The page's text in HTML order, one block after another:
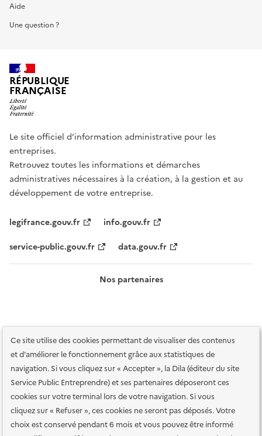
Ce site utilise des cookies permettant de visualiser des contenus
et d'améliorer le fonctionnement grâce aux statistiques de
navigation. Si vous cliquez sur « Accepter », la Dila (éditeur du site
Service Public Entreprendre) et ses partenaires déposeront ces
cookies sur votre terminal lors de votre navigation. Si vous
cliquez sur « Refuser », ces cookies ne seront pas déposés. Votre
choix est conservé pendant 6 mois et vous pouvez être informé
Aide
Une question ?
RÉPUBLIQUE
FRANÇAISE
Le site officiel d’information administrative pour les
entreprises.
Retrouvez toutes les informations et démarches
administratives nécessaires à la création, à la gestion et au
développement de votre entreprise.
legifrance.gouv.fr
info.gouv.fr
service-public.gouv.fr
data.gouv.fr
Nos partenaires
Plan du site Accessibilité : totalement conforme
Accessibilité des
services en ligne
Mentions légales Données personnelles et sécurité
Conditions générales d'utilisation
Gestion des cookies